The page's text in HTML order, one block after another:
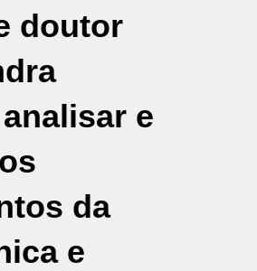
doutor
e
da
e